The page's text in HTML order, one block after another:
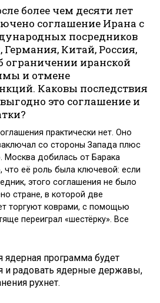
более чем десяти лет
соглашение Ирана с
посредников
Германия, Китай, Россия,
иранской
и отмене
Каковы последствия
это соглашение и
практически нет. Оно
со стороны Запада плюс
Москва добилась от Барака
что её роль была ключевой: если
этого соглашения не было
стране, в которой две
торгуют коврами, с помощью
переиграл «шестёрку». Все
ядерная программа будет
и радовать ядерные державы,
рухнет.